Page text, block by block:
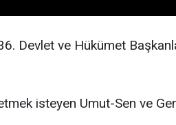
⁠Devlet ve Hükümet
isteyen Umut-Sen ve